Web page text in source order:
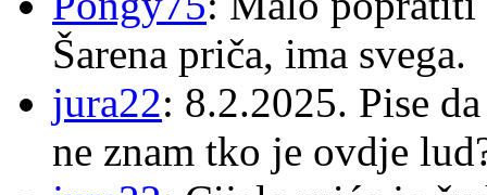
Šarena priča, ima svega.
jura22: 8.2.2025. Pise
ne znam tko je ovdje